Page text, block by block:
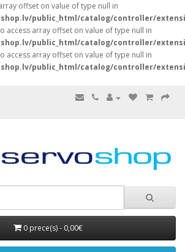
offset on value of type null in
public_html/catalog/controller/
access array offset on value of type null in
public_html/catalog/controller/
access array offset on value of type null in
public_html/catalog/controller/
0 prece(s) - 0,00€